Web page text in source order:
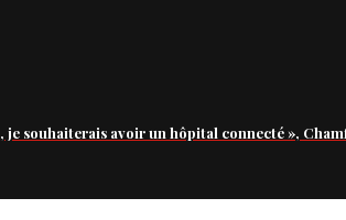
je souhaiterais avoir un hôpital connecté »,